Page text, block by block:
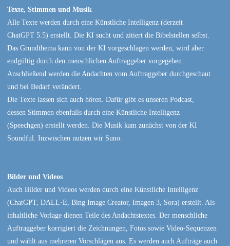
Texte, Stimmen und Musik
Alle Texte werden durch eine Künstliche Intelligenz (derzeit
ChatGPT 5.5) erstellt. Die KI sucht und zitiert die Bibelstellen selbst.
Das Grundthema kann von der KI vorgeschlagen werden, wird aber
endgültig durch den menschlichen Auftraggeber vorgegeben.
Anschließend werden die Andachten vom Auftraggeber durchgeschaut
und bei Bedarf verändert.
Die Texte lassen sich auch hören. Dafür gibt es unseren Podcast,
dessen Stimmen ebenfalls durch eine Künstliche Intelligenz
(Speechgen) erstellt werden. Die Musik kam zunächst von der KI
Soundful. Inzwischen nutzen wir Suno.
Bilder und Videos
Auch Bilder und Videos werden durch eine Künstliche Intelligenz
(ChatGPT, DALL·E, Bing Image Creator, Imagen 3, Sora) erstellt. Als
inhaltliche Vorlage dienen Teile des Andachtstextes. Der menschliche
Auftraggeber korrigiert die Zeichnungen, Fotos sowie Video-Sequenzen
und wählt aus mehreren Vorschlägen aus. Es werden auch Aufträge auch